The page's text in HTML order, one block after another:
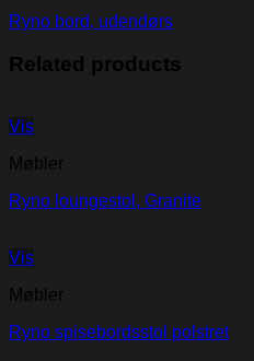
Ryno bord, udendørs
Related products
Vis
Møbler
Ryno loungestol, Granite
Vis
Møbler
Ryno spisebordsstol polstret